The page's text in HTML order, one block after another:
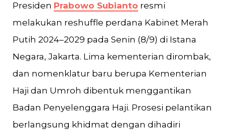
Presiden Prabowo Subianto resmi
melakukan reshuffle perdana Kabinet Merah
Putih 2024–2029 pada Senin (8/9) di Istana
Negara, Jakarta. Lima kementerian dirombak,
dan nomenklatur baru berupa Kementerian
Haji dan Umroh dibentuk menggantikan
Badan Penyelenggara Haji. Prosesi pelantikan
berlangsung khidmat dengan dihadiri